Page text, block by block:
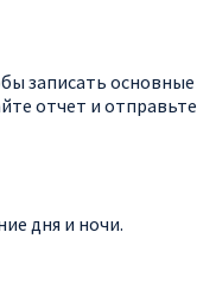
записать основные
отчет и отправьте
дня и ночи.